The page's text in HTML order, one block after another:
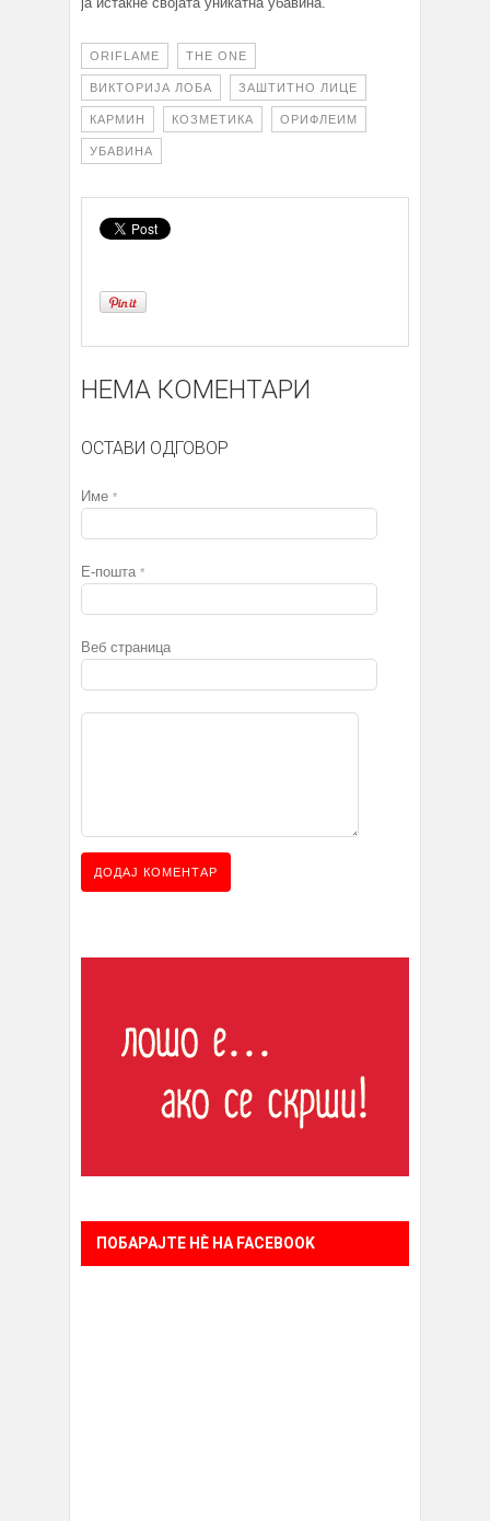
ORIFLAME THE ONE
ВИКТОРИЈА ЛОБА ЗАШТИТНО ЛИЦЕ
КАРМИН КОЗМЕТИКА ОРИФЛЕИМ
УБАВИНА
НЕМА КОМЕНТАРИ
ОСТАВИ ОДГОВОР
Име *
Е-пошта *
Веб страница
ПОБАРАЈТЕ НÈ НА FACEBOOK